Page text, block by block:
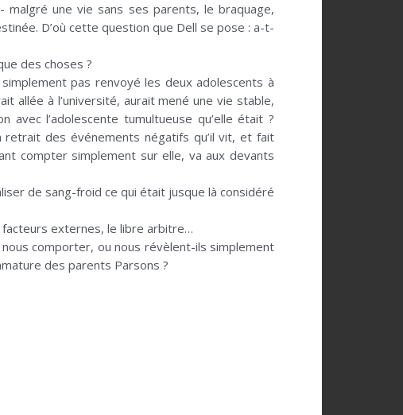
une vie sans ses parents, le braquage,
D’où cette question que Dell se pose : a-t-
des choses ?
pas renvoyé les deux adolescents à
allée à l’université, aurait mené une vie stable,
l’adolescente tumultueuse qu’elle était ?
des événements négatifs qu’il vit, et fait
compter simplement sur elle, va aux devants
de sang-froid ce qui était jusque là considéré
facteurs externes, le libre arbitre…
comporter, ou nous révèlent-ils simplement
des parents Parsons ?